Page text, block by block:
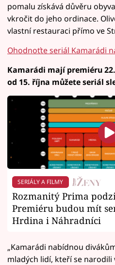
pomalu získává důvěru
vkročit do jeho ordinace.
vlastní restauraci přímo ve
Ohodnoťte seriál Kamarádi
Kamarádi mají premiéru
od 15. října můžete seriál
SERIÁLY A FILMY
Rozmanitý Prima
Premiéru budou mít
Hrdina i Náhradníci
„Kamarádi nabídnou
mladých lidí, kteří se narodili